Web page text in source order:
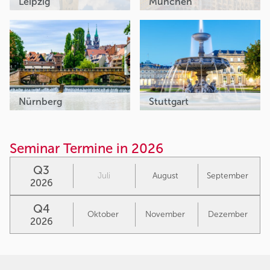
Nürnberg Stuttgart
Seminar Termine in 2026
Q3
2026
Juli August September
Q4
2026
Oktober November Dezember